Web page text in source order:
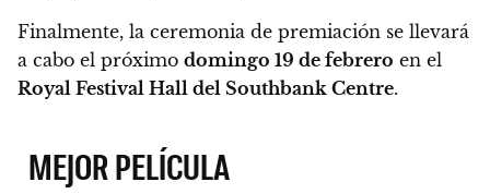
Finalmente, la ceremonia de premiación se llevará
a cabo el próximo domingo 19 de febrero en el
Royal Festival Hall del Southbank Centre.
MEJOR PELÍCULA